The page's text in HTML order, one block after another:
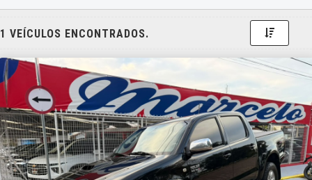
1 VEÍCULOS ENCONTRADOS. Toggle